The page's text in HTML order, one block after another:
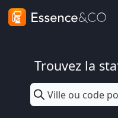
Trouvez la